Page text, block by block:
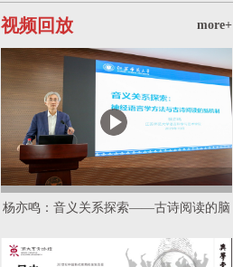
视频回放 more+
杨亦鸣：音义关系探索——古诗阅读的脑
机制